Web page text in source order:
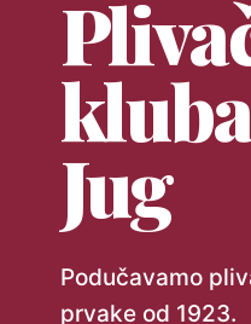
kluba
Jug
Podučavamo
prvake od 1923.